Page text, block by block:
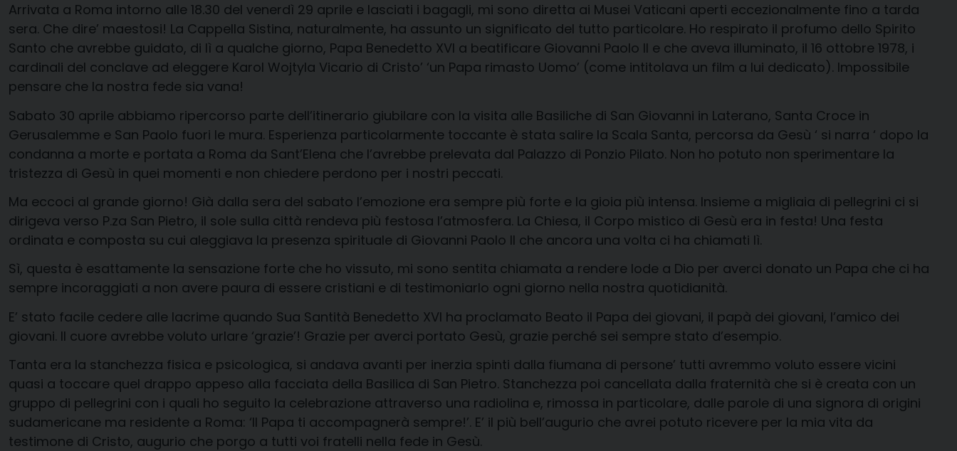
Arrivata a Roma intorno alle 18.30 del venerdì 29 aprile e lasciati i bagagli, mi sono diretta ai Musei Vaticani aperti eccezionalmente fino a tarda
sera. Che dire’ maestosi! La Cappella Sistina, naturalmente, ha assunto un significato del tutto particolare. Ho respirato il profumo dello Spirito
Santo che avrebbe guidato, di lì a qualche giorno, Papa Benedetto XVI a beatificare Giovanni Paolo II e che aveva illuminato, il 16 ottobre 1978, i
cardinali del conclave ad eleggere Karol Wojtyla Vicario di Cristo’ ‘un Papa rimasto Uomo’ (come intitolava un film a lui dedicato). Impossibile
pensare che la nostra fede sia vana!
Sabato 30 aprile abbiamo ripercorso parte dell’itinerario giubilare con la visita alle Basiliche di San Giovanni in Laterano, Santa Croce in
Gerusalemme e San Paolo fuori le mura. Esperienza particolarmente toccante è stata salire la Scala Santa, percorsa da Gesù ‘ si narra ‘ dopo la
condanna a morte e portata a Roma da Sant’Elena che l’avrebbe prelevata dal Palazzo di Ponzio Pilato. Non ho potuto non sperimentare la
tristezza di Gesù in quei momenti e non chiedere perdono per i nostri peccati.
Ma eccoci al grande giorno! Già dalla sera del sabato l’emozione era sempre più forte e la gioia più intensa. Insieme a migliaia di pellegrini ci si
dirigeva verso P.za San Pietro, il sole sulla città rendeva più festosa l’atmosfera. La Chiesa, il Corpo mistico di Gesù era in festa! Una festa
ordinata e composta su cui aleggiava la presenza spirituale di Giovanni Paolo II che ancora una volta ci ha chiamati lì.
Sì, questa è esattamente la sensazione forte che ho vissuto, mi sono sentita chiamata a rendere lode a Dio per averci donato un Papa che ci ha
sempre incoraggiati a non avere paura di essere cristiani e di testimoniarlo ogni giorno nella nostra quotidianità.
E’ stato facile cedere alle lacrime quando Sua Santità Benedetto XVI ha proclamato Beato il Papa dei giovani, il papà dei giovani, l’amico dei
giovani. Il cuore avrebbe voluto urlare ‘grazie’! Grazie per averci portato Gesù, grazie perché sei sempre stato d’esempio.
Tanta era la stanchezza fisica e psicologica, si andava avanti per inerzia spinti dalla fiumana di persone’ tutti avremmo voluto essere vicini
quasi a toccare quel drappo appeso alla facciata della Basilica di San Pietro. Stanchezza poi cancellata dalla fraternità che si è creata con un
gruppo di pellegrini con i quali ho seguito la celebrazione attraverso una radiolina e, rimossa in particolare, dalle parole di una signora di origini
sudamericane ma residente a Roma: ‘Il Papa ti accompagnerà sempre!’. E’ il più bell’augurio che avrei potuto ricevere per la mia vita da
testimone di Cristo, augurio che porgo a tutti voi fratelli nella fede in Gesù.